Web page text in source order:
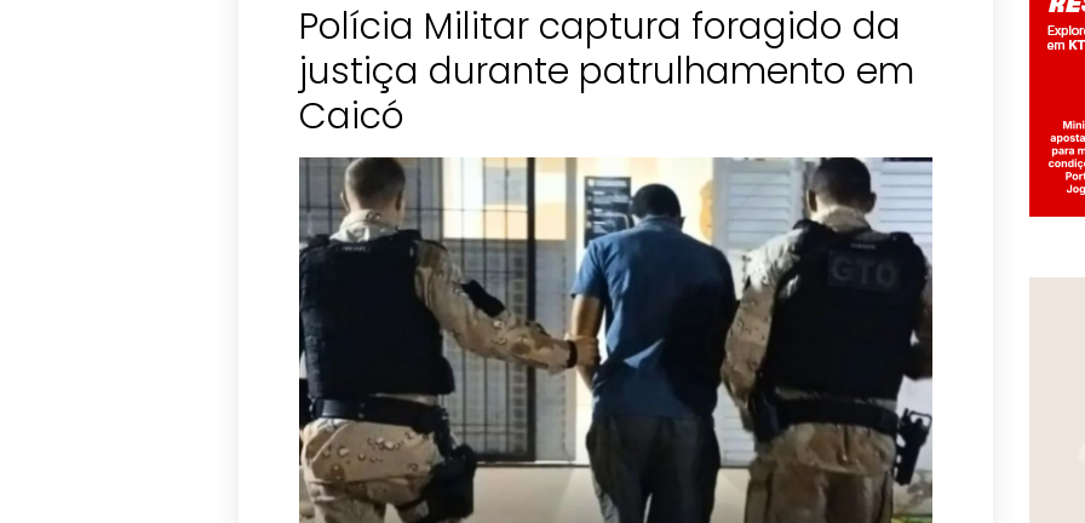
Polícia Militar captura foragido da
justiça durante patrulhamento em
Caicó